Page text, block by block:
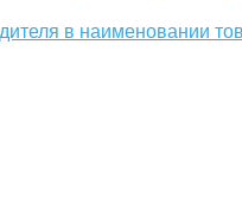
в наименовании